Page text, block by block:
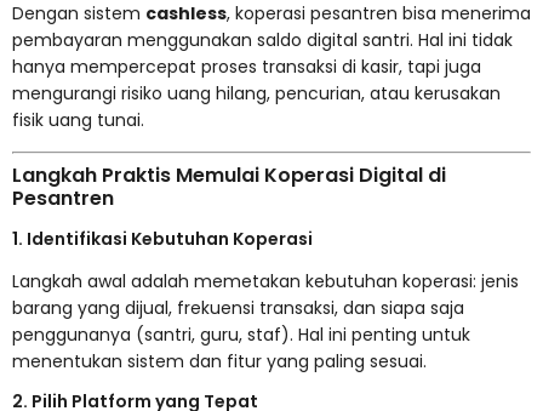
Dengan sistem cashless, koperasi pesantren bisa menerima
pembayaran menggunakan saldo digital santri. Hal ini tidak
hanya mempercepat proses transaksi di kasir, tapi juga
mengurangi risiko uang hilang, pencurian, atau kerusakan
fisik uang tunai.
Langkah Praktis Memulai Koperasi Digital di
Pesantren
1. Identifikasi Kebutuhan Koperasi
Langkah awal adalah memetakan kebutuhan koperasi: jenis
barang yang dijual, frekuensi transaksi, dan siapa saja
penggunanya (santri, guru, staf). Hal ini penting untuk
menentukan sistem dan fitur yang paling sesuai.
2. Pilih Platform yang Tepat